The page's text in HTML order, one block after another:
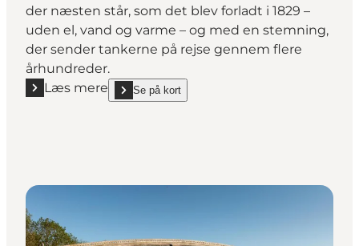
der næsten står, som det blev forladt i 1829 –
uden el, vand og varme – og med en stemning,
der sender tankerne på rejse gennem flere
århundreder.
Læs mere
Læs mere "Selsø Slot – den glemte herregård ved
Se på kort
show Selsø Slot – den glemte herregård ved fjorden